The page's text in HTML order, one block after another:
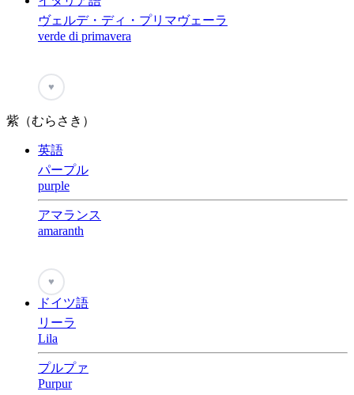
ヴェルデ・ディ・プリマヴェーラ
verde di primavera
♥
紫（むらさき）
英語
パープル
purple
アマランス
amaranth
♥
ドイツ語
リーラ
Lila
プルプァ
Purpur